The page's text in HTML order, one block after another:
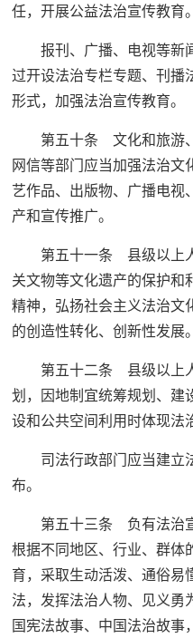
任，开展公益法治宣传教育。
报刊、广播、电视等新
过开设法治专栏专题、刊播
形式，加强法治宣传教育。
第五十条 文化和旅游
网信等部门应当加强法治文
艺作品、出版物、广播电视
产和宣传推广。
第五十一条 县级以上
关文物等文化遗产的保护和
精神，弘扬社会主义法治文
的创造性转化、创新性发展。
第五十二条 县级以上
划，因地制宜统筹规划、建
设和公共空间利用时体现法
司法行政部门应当建立
布。
第五十三条 负有法治
根据不同地区、行业、群体
育，采取生动活泼、通俗易
法，发挥法治人物、见义勇
国宪法故事、中国法治故事